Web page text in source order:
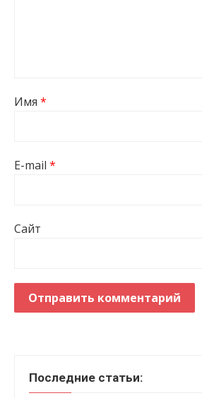
Имя *
E-mail *
Сайт
Последние статьи: